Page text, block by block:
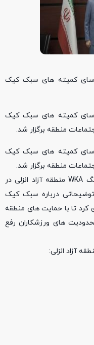
کمیته های سبک کیک
کمیته های سبک کیک
کمیته های سبک کیک
محمدرضا دوده رئیس سبک کیک بوکسینگ WKA منطقه آزاد انزلی در
درباره سبک کیک
کرد تا با حمایت های منطقه
های ورزشکاران رفع